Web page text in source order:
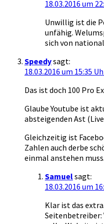
18.03.2016 um
Unwillig ist die
unfähig.
sich von
Speedysagt:
18.03.2016 um 15:35
Das ist doch 100 Pro
Glaube Youtube ist
absteigenden Ast
Gleichzeitig ist
Zahlen auch derbe
einmal anstehen muss.
Samuelsagt:
18.03.2016 um
Klar ist das
Seitenbetreiber: